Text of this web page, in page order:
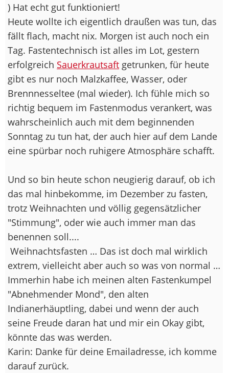
) Hat echt gut funktioniert!
Heute wollte ich eigentlich draußen was tun, das
fällt flach, macht nix. Morgen ist auch noch ein
Tag. Fastentechnisch ist alles im Lot, gestern
erfolgreich Sauerkrautsaft getrunken, für heute
gibt es nur noch Malzkaffee, Wasser, oder
Brennnesseltee (mal wieder). Ich fühle mich so
richtig bequem im Fastenmodus verankert, was
wahrscheinlich auch mit dem beginnenden
Sonntag zu tun hat, der auch hier auf dem Lande
eine spürbar noch ruhigere Atmosphäre schafft.
Und so bin heute schon neugierig darauf, ob ich
das mal hinbekomme, im Dezember zu fasten,
trotz Weihnachten und völlig gegensätzlicher
"Stimmung", oder wie auch immer man das
benennen soll....
Weihnachtsfasten … Das ist doch mal wirklich
extrem, vielleicht aber auch so was von normal …
Immerhin habe ich meinen alten Fastenkumpel
"Abnehmender Mond", den alten
Indianerhäuptling, dabei und wenn der auch
seine Freude daran hat und mir ein Okay gibt,
könnte das was werden.
Karin: Danke für deine Emailadresse, ich komme
darauf zurück.